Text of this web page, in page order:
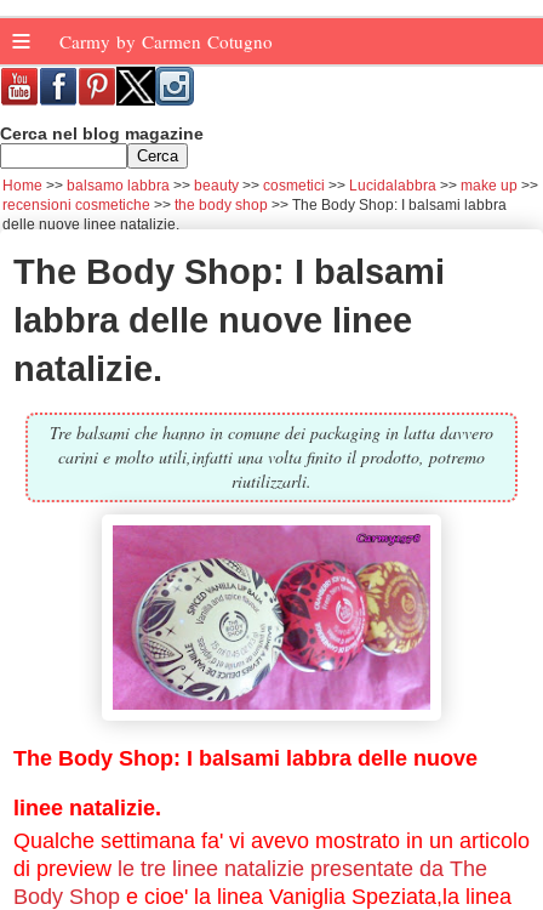
≡ Carmy by Carmen Cotugno
Cerca nel blog magazine
Home balsamo labbra beauty cosmetici Lucidalabbra
make up
recensioni cosmetiche
the body shop
The Body Shop: I balsami labbra
delle nuove linee natalizie.
The Body Shop: I balsami
labbra delle nuove linee
natalizie.
Tre balsami che hanno in comune dei packaging in latta davvero
carini e molto utili,infatti una volta finito il prodotto, potremo
riutilizzarli.
The Body Shop: I balsami labbra delle nuove
linee natalizie.
Qualche settimana fa' vi avevo mostrato in un articolo
di preview le tre linee natalizie presentate da The
Body Shop e cioe' la linea Vaniglia Speziata,la linea